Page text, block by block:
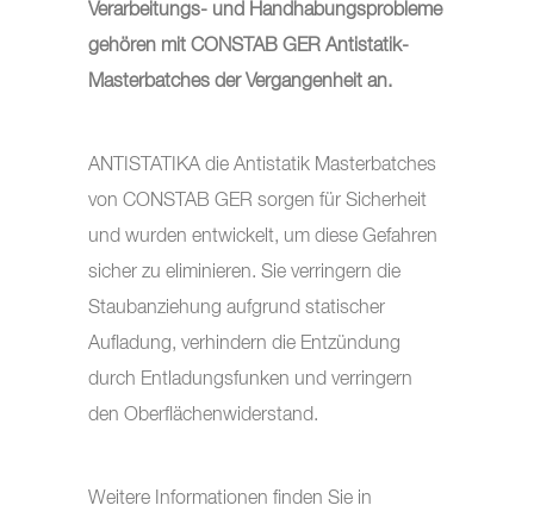
Verarbeitungs- und Handhabungsprobleme
gehören mit CONSTAB GER Antistatik-
Masterbatches der Vergangenheit an.
ANTISTATIKA die Antistatik Masterbatches
von CONSTAB GER sorgen für Sicherheit
und wurden entwickelt, um diese Gefahren
sicher zu eliminieren. Sie verringern die
Staubanziehung aufgrund statischer
Aufladung, verhindern die Entzündung
durch Entladungsfunken und verringern
den Oberflächenwiderstand.
Weitere Informationen finden Sie in